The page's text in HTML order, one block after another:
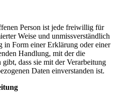
Person ist jede freiwillig für
Weise und unmissverständlich
in Form einer Erklärung oder einer
Handlung, mit der die
dass sie mit der Verarbeitung
Daten einverstanden ist.